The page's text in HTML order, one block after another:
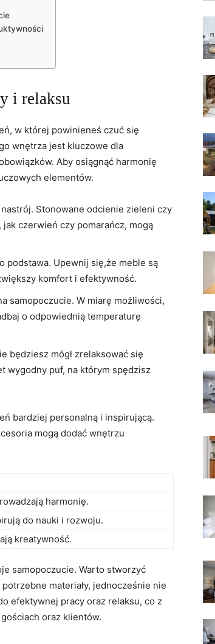
i relaksu
w której powinieneś ‌czuć się‍
wnętrza jest kluczowe dla
⁢Aby​ osiągnąć harmonię⁢
⁣elementów.
Stonowane odcienie zieleni czy⁣
czerwień czy pomarańcz, mogą
podstawa. Upewnij się,że​ meble są
komfort i⁤ efektywność.
samopoczucie. W miarę możliwości,
o odpowiednią temperaturę
będziesz ​mógł⁤ zrelaksować się‍
wygodny puf, na którym spędzisz‌
bardziej⁤ personalną i‌ inspirującą.
‌mogą ‍dodać wnętrzu
harmonię.
‍do nauki i⁤ rozwoju.
kreatywność.
samopoczucie. Warto stworzyć
materiały, jednocześnie nie
efektywnej pracy oraz relaksu, co ⁤z
oraz klientów.